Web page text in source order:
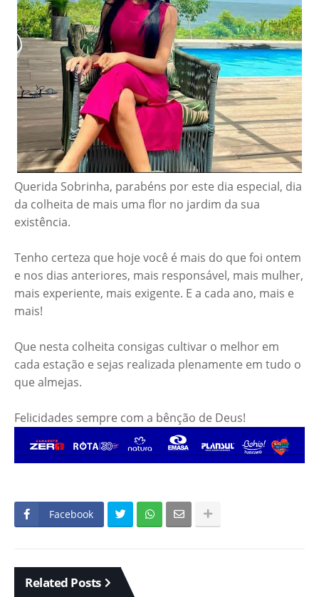
Querida Sobrinha, parabéns por este dia especial, dia
da colheita de mais uma flor no jardim da sua
existência.
Tenho certeza que hoje você é mais do que foi ontem
e nos dias anteriores, mais responsável, mais mulher,
mais experiente, mais exigente. E a cada ano, mais e
mais!
Que nesta colheita consigas cultivar o melhor em
cada estação e sejas realizada plenamente em tudo o
que almejas.
Felicidades sempre com a bênção de Deus!
Facebook
Related Posts